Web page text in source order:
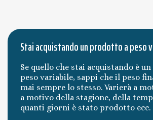
Stai acquistando un prodotto a peso
Se quello che stai acquistando è
peso variabile, sappi che il peso
mai sempre lo stesso. Varierà a
a motivo della stagione, della
quanti giorni è stato prodotto ecc.